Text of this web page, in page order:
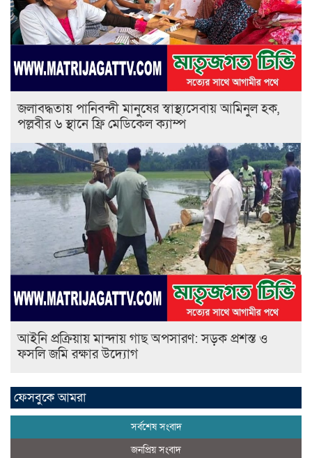
জলাবদ্ধতায় পানিবন্দী মানুষের স্বাস্থ্যসেবায় আমিনুল হক,
পল্লবীর ৬ স্থানে ফ্রি মেডিকেল ক্যাম্প
আইনি প্রক্রিয়ায় মান্দায় গাছ অপসারণ: সড়ক প্রশস্ত ও
ফসলি জমি রক্ষার উদ্যোগ
ফেসবুকে আমরা
সর্বশেষ সংবাদ
জনপ্রিয় সংবাদ